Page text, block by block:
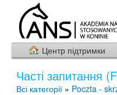
Центр підтримки
Часті запитання
Всі категорії » Poczta -